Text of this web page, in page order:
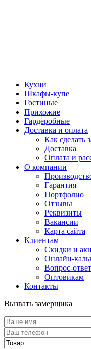
Кухни
Шкафы-купе
Гостиные
Прихожие
Гардеробные
Доставка и оплата
Как сделать
Доставка
Оплата и
О компании
Гарантия
Портфолио
Отзывы
Реквизиты
Вакансии
Карта сайта
Клиентам
Скидки и
Онлайн-
Вопрос-ответ
Оптовикам
Контакты
Вызвать замерщика